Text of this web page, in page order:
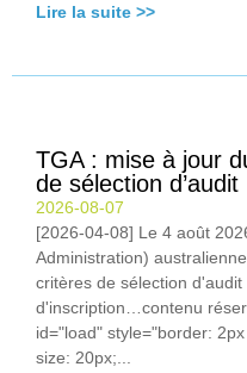
Lire la suite >>
TGA : mise à jour
de sélection d’audit
2026-08-07
[2026-04-08] Le 4 août
Administration)
critères de sélection
d'inscription…contenu
id="load" style="border:
size: 20px;...